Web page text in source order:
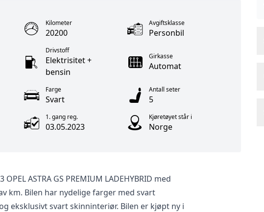
Kilometer
20200
Avgiftsklasse
Personbil
Drivstoff
Elektrisitet +
bensin
Girkasse
Automat
Farge
Svart
Antall seter
5
1. gang reg.
03.05.2023
Kjøretøyet står i
Norge
ASTRA GS PREMIUM LADEHYBRID med
km. Bilen har nydelige farger med svart
eksklusivt svart skinninteriør. Bilen er kjøpt ny i